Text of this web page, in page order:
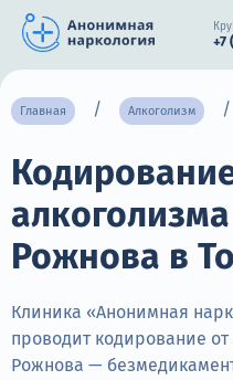
+7
О нас
Наркомания
Алкоголизм
Нарколог
Стационар
Главная Алкоголизм
Рожнова в
Клиника «Анонимная
проводит кодирование
Рожнова —